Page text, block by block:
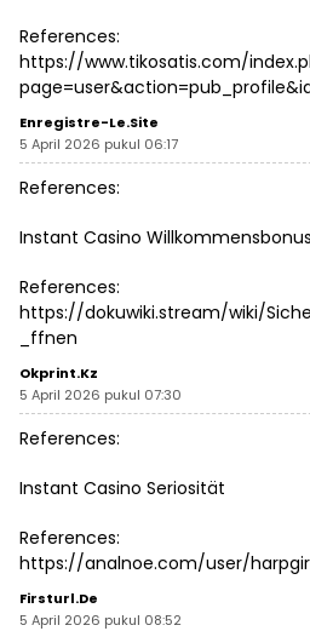
References:
https://www.tikosatis.com/
Enregistre-Le.site
5 April 2026 pukul 06:17
References:
Instant Casino Willkommensbonus
References:
https://dokuwiki.stream/wiki/
_ffnen
Okprint.kz
5 April 2026 pukul 07:30
References:
Instant Casino Seriosität
References:
https://analnoe.com/user/
Firsturl.de
5 April 2026 pukul 08:52